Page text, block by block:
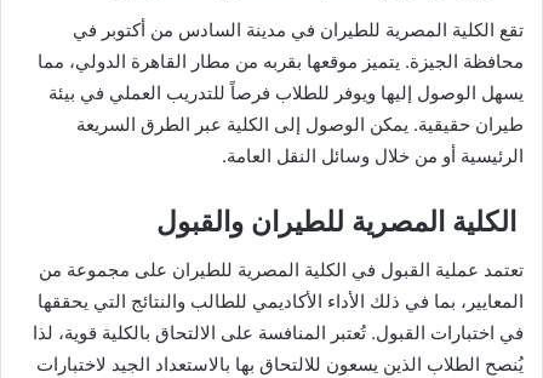
تقع الكلية المصرية للطيران في مدينة السادس من أكتوبر في
محافظة الجيزة. يتميز موقعها بقربه من مطار القاهرة الدولي، مما
يسهل الوصول إليها ويوفر للطلاب فرصاً للتدريب العملي في بيئة
طيران حقيقية. يمكن الوصول إلى الكلية عبر الطرق السريعة
الرئيسية أو من خلال وسائل النقل العامة.
الكلية المصرية للطيران والقبول
تعتمد عملية القبول في الكلية المصرية للطيران على مجموعة من
المعايير، بما في ذلك الأداء الأكاديمي للطالب والنتائج التي يحققها
في اختبارات القبول. تُعتبر المنافسة على الالتحاق بالكلية قوية، لذا
يُنصح الطلاب الذين يسعون للالتحاق بها بالاستعداد الجيد لاختبارات